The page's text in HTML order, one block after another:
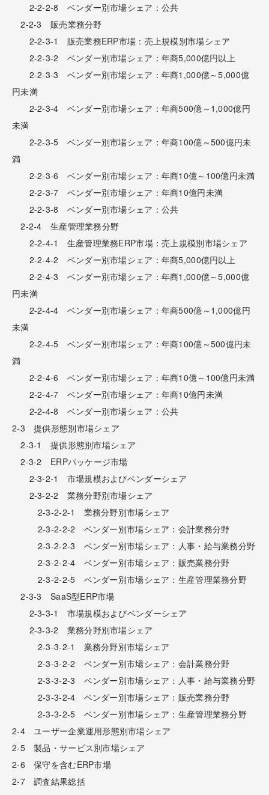
2-2-2-8 ベンダー別市場シェア：公共
2-2-3 販売業務分野
2-2-3-1 販売業務ERP市場：売上規模別市場シェア
2-2-3-2 ベンダー別市場シェア：年商5,000億円以上
2-2-3-3 ベンダー別市場シェア：年商1,000億～5,000億
円未満
2-2-3-4 ベンダー別市場シェア：年商500億～1,000億円
未満
2-2-3-5 ベンダー別市場シェア：年商100億～500億円未
満
2-2-3-6 ベンダー別市場シェア：年商10億～100億円未満
2-2-3-7 ベンダー別市場シェア：年商10億円未満
2-2-3-8 ベンダー別市場シェア：公共
2-2-4 生産管理業務分野
2-2-4-1 生産管理業務ERP市場：売上規模別市場シェア
2-2-4-2 ベンダー別市場シェア：年商5,000億円以上
2-2-4-3 ベンダー別市場シェア：年商1,000億～5,000億
円未満
2-2-4-4 ベンダー別市場シェア：年商500億～1,000億円
未満
2-2-4-5 ベンダー別市場シェア：年商100億～500億円未
満
2-2-4-6 ベンダー別市場シェア：年商10億～100億円未満
2-2-4-7 ベンダー別市場シェア：年商10億円未満
2-2-4-8 ベンダー別市場シェア：公共
2-3 提供形態別市場シェア
2-3-1 提供形態別市場シェア
2-3-2 ERPパッケージ市場
2-3-2-1 市場規模およびベンダーシェア
2-3-2-2 業務分野別市場シェア
2-3-2-2-1 業務分野別市場シェア
2-3-2-2-2 ベンダー別市場シェア：会計業務分野
2-3-2-2-3 ベンダー別市場シェア：人事・給与業務分野
2-3-2-2-4 ベンダー別市場シェア：販売業務分野
2-3-2-2-5 ベンダー別市場シェア：生産管理業務分野
2-3-3 SaaS型ERP市場
2-3-3-1 市場規模およびベンダーシェア
2-3-3-2 業務分野別市場シェア
2-3-3-2-1 業務分野別市場シェア
2-3-3-2-2 ベンダー別市場シェア：会計業務分野
2-3-3-2-3 ベンダー別市場シェア：人事・給与業務分野
2-3-3-2-4 ベンダー別市場シェア：販売業務分野
2-3-3-2-5 ベンダー別市場シェア：生産管理業務分野
2-4 ユーザー企業運用形態別市場シェア
2-5 製品・サービス別市場シェア
2-6 保守を含むERP市場
2-7 調査結果総括